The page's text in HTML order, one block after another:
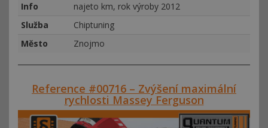
Info
najeto km, rok výroby 2012
Služba
Chiptuning
Město
Znojmo
Reference #00716 – Zvýšení maximální
rychlosti Massey Ferguson